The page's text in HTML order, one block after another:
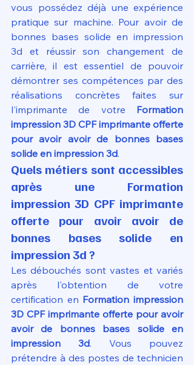
vous possédez déjà une expérience
pratique sur machine. Pour avoir de
bonnes bases solide en impression
3d et réussir son changement de
carrière, il est essentiel de pouvoir
démontrer ses compétences par des
réalisations concrètes faites sur
l'imprimante de votre Formation
impression 3D CPF imprimante offerte
pour avoir avoir de bonnes bases
solide en impression 3d.
Quels métiers sont accessibles
après une Formation
impression 3D CPF imprimante
offerte pour avoir avoir de
bonnes bases solide en
impression 3d ?
Les débouchés sont vastes et variés
après l'obtention de votre
certification en Formation impression
3D CPF imprimante offerte pour avoir
avoir de bonnes bases solide en
impression 3d. Vous pouvez
prétendre à des postes de technicien